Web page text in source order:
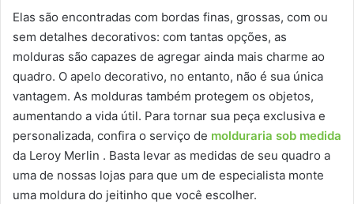
Elas são encontradas com bordas finas, grossas, com ou
sem detalhes decorativos: com tantas opções, as
molduras são capazes de agregar ainda mais charme ao
quadro. O apelo decorativo, no entanto, não é sua única
vantagem. As molduras também protegem os objetos,
aumentando a vida útil. Para tornar sua peça exclusiva e
personalizada, confira o serviço de molduraria sob medida
da Leroy Merlin . Basta levar as medidas de seu quadro a
uma de nossas lojas para que um de especialista monte
uma moldura do jeitinho que você escolher.